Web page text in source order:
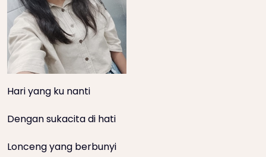
Hari yang ku nanti
Dengan sukacita di hati
Lonceng yang berbunyi